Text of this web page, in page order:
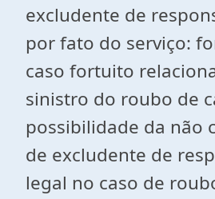
excludente de
por fato do serviço:
caso fortuito
sinistro do roubo de
possibilidade da não
de excludente de
legal no caso de